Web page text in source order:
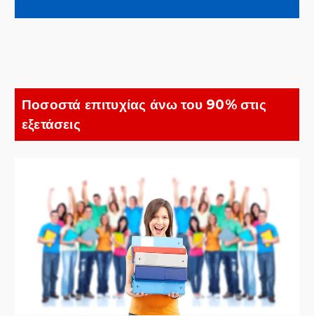
Ποσοστά επιτυχίας άνω του 90% στις
εξετάσεις